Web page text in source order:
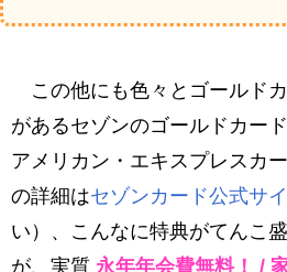
この他にも色々とゴールド
があるセゾンのゴールドカー
アメリカン・エキスプレスカ
の詳細はセゾンカード公式サ
い）、こんなに特典がてんこ
が、実質 永年年会費無料！ /